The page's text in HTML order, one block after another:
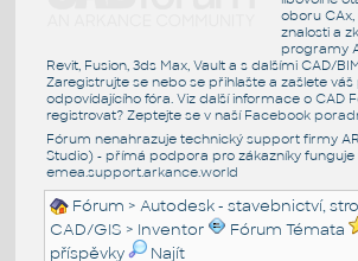
oboru
znalosti a
programy
Revit, Fusion, 3ds Max, Vault a s dalšími CAD/
Zaregistrujte se nebo se přihlašte a zašlete
odpovídajícího fóra. Viz další informace o CAD
registrovat? Zeptejte se v naší Facebook
Fórum nenahrazuje technický support firmy
Studio) - přímá podpora pro zákazníky funguje
emea.support.arkance.world
Fórum >Autodesk - stavebnictví,
CAD/GIS > Inventor Fórum Témata
příspěvky
Najít